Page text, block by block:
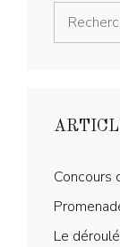
Concours
Le